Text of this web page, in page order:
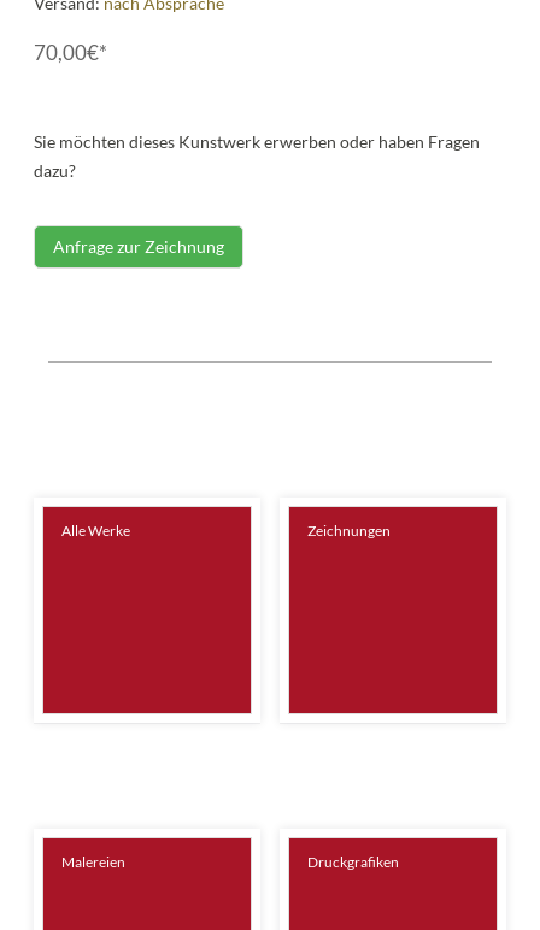
70,00€*
Sie möchten dieses Kunstwerk erwerben oder haben Fragen
dazu?
Anfrage zur Zeichnung
Alle Werke Zeichnungen
Malereien Druckgrafiken